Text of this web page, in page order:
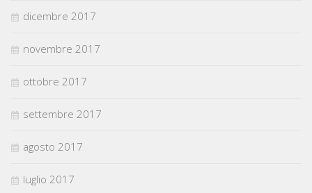
dicembre 2017
novembre 2017
ottobre 2017
settembre 2017
agosto 2017
luglio 2017